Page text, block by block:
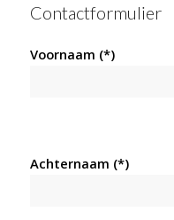
Contactformulier
Voornaam (*)
Achternaam (*)